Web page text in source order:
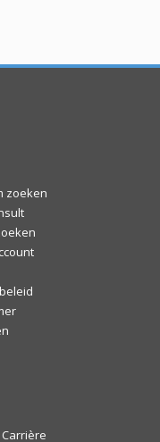
zoeken